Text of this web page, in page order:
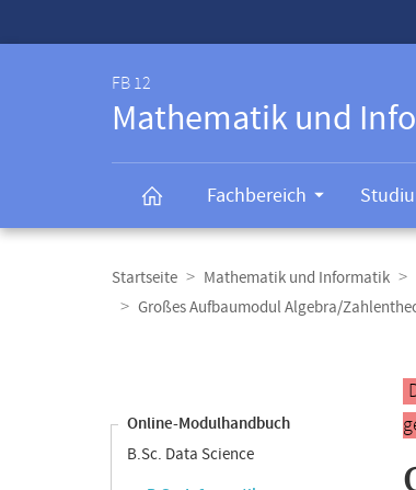
FB 12
Mathematik und
Fachbereich
Navigation
Startseite Mathematik und Informatik
Großes Aufbaumodul Algebra/
Online-Modulhandbuch
B.Sc. Data Science